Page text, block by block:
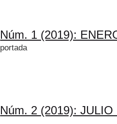
Núm. 1 (2019):
portada
Núm. 2 (2019):